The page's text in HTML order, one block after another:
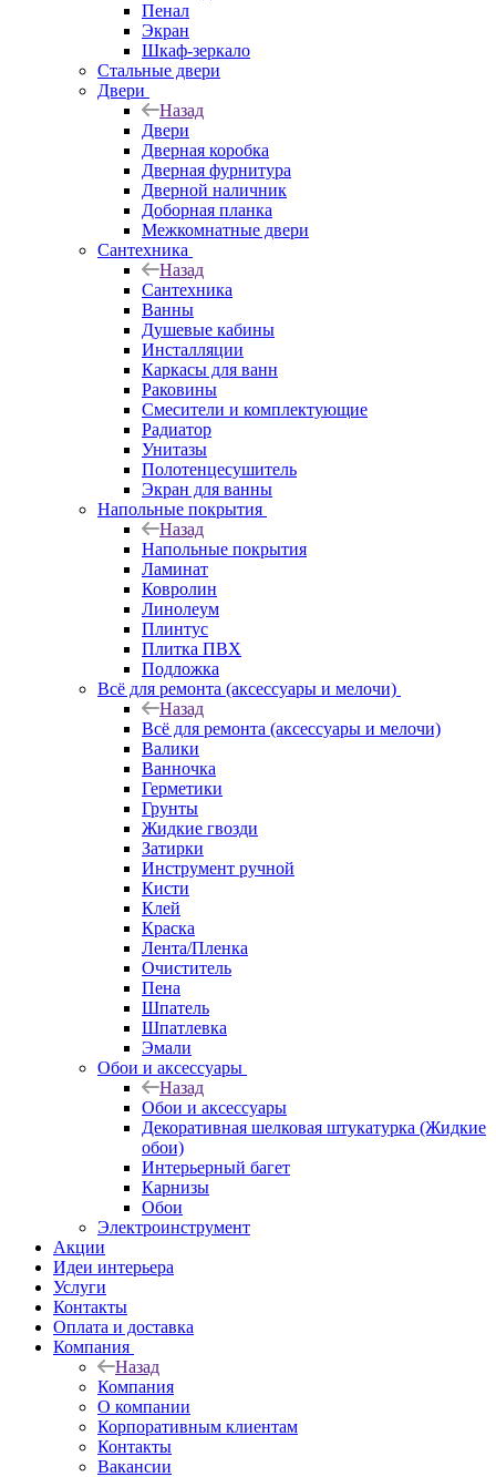
Пенал
Экран
Шкаф-зеркало
Стальные двери
Двери
Назад
Двери
Дверная коробка
Дверная фурнитура
Дверной наличник
Доборная планка
Межкомнатные двери
Сантехника
Назад
Сантехника
Ванны
Душевые кабины
Инсталляции
Каркасы для ванн
Раковины
Смесители и комплектующие
Радиатор
Унитазы
Полотенцесушитель
Экран для ванны
Напольные покрытия
Назад
Напольные покрытия
Ламинат
Ковролин
Линолеум
Плинтус
Плитка ПВХ
Подложка
Всё для ремонта (аксессуары и мелочи)
Назад
Всё для ремонта (аксессуары и мелочи)
Валики
Ванночка
Герметики
Грунты
Жидкие гвозди
Затирки
Инструмент ручной
Кисти
Клей
Краска
Лента/Пленка
Очиститель
Пена
Шпатель
Шпатлевка
Эмали
Обои и аксессуары
Назад
Обои и аксессуары
Декоративная шелковая штукатурка (Жидкие
обои)
Интерьерный багет
Карнизы
Обои
Электроинструмент
Акции
Идеи интерьера
Услуги
Контакты
Оплата и доставка
Компания
Назад
Компания
О компании
Корпоративным клиентам
Контакты
Вакансии